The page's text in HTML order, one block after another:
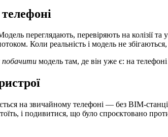
переглядають, перевіряють на колізії
Коли реальність і модель не
побачити модель там, де він уже є: на
на звичайному телефоні — без BIM-
і подивитися, що було спроєктовано